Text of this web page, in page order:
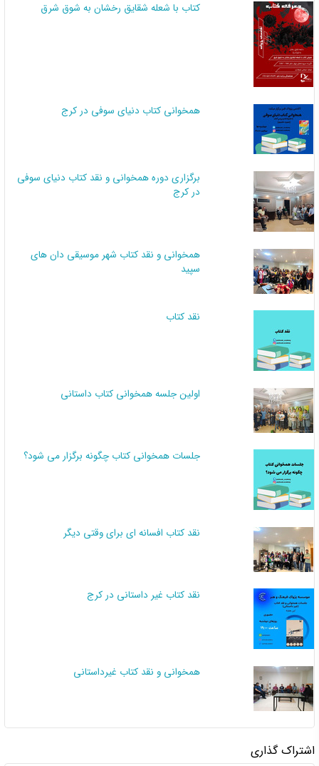
کتاب با شعله شقایق رخشان به شوق شرق
همخوانی کتاب دنیای سوفی در کرج
برگزاری دوره همخوانی و نقد کتاب دنیای سوفی
در کرج
همخوانی و نقد کتاب شهر موسیقی دان های
سپید
نقد کتاب
اولین جلسه همخوانی کتاب داستانی
جلسات همخوانی کتاب چگونه برگزار می شود؟
نقد کتاب افسانه ای برای وقتی دیگر
نقد کتاب غیر داستانی در کرج
همخوانی و نقد کتاب غیرداستانی
اشتراک گذاری